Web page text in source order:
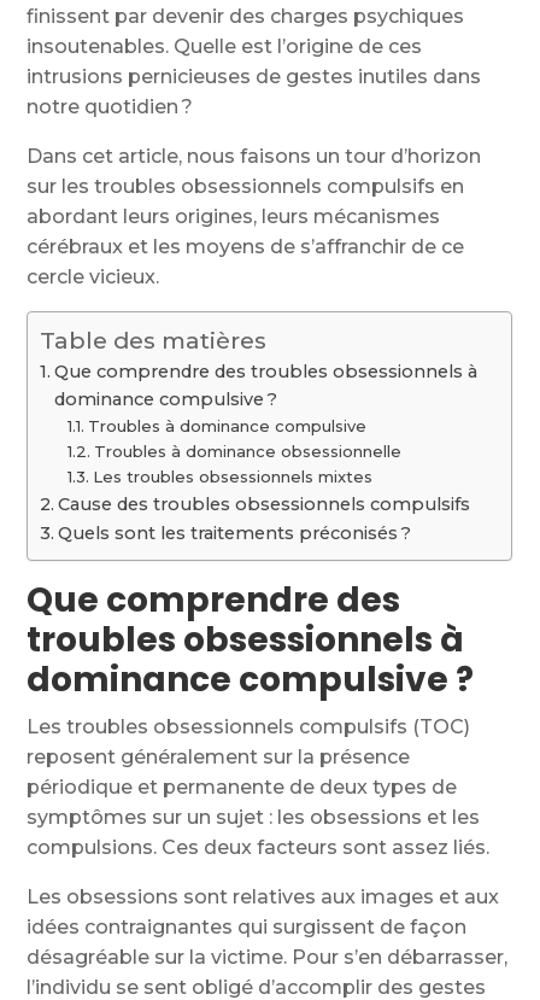
finissent par devenir des charges psychiques
insoutenables. Quelle est l’origine de ces
intrusions pernicieuses de gestes inutiles dans
notre quotidien ?
Dans cet article, nous faisons un tour d’horizon
sur les troubles obsessionnels compulsifs en
abordant leurs origines, leurs mécanismes
cérébraux et les moyens de s’affranchir de ce
cercle vicieux.
Table des matières
Que comprendre des troubles obsessionnels à
dominance compulsive ?
Troubles à dominance compulsive
Troubles à dominance obsessionnelle
Les troubles obsessionnels mixtes
Cause des troubles obsessionnels compulsifs
Quels sont les traitements préconisés ?
Que comprendre des
troubles obsessionnels à
dominance compulsive ?
Les troubles obsessionnels compulsifs (TOC)
reposent généralement sur la présence
périodique et permanente de deux types de
symptômes sur un sujet : les obsessions et les
compulsions. Ces deux facteurs sont assez liés.
Les obsessions sont relatives aux images et aux
idées contraignantes qui surgissent de façon
désagréable sur la victime. Pour s’en débarrasser,
l’individu se sent obligé d’accomplir des gestes